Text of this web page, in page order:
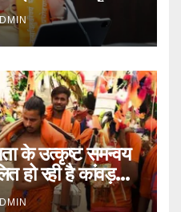
के उत्कृष्ट समन्वय
हो रही है कांवड़